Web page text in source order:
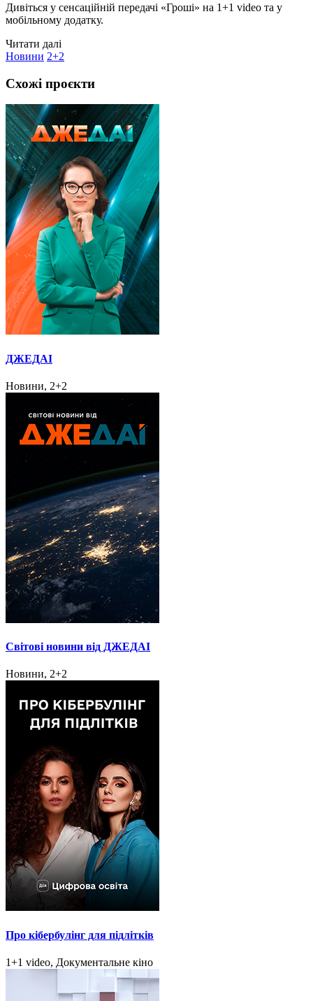
Дивіться у сенсаційній передачі «Гроші» на 1+1 video та у
мобільному додатку.
Читати далі
Новини 2+2
Схожі проєкти
ДЖЕДАІ
Новини, 2+2
Світові новини від ДЖЕДАІ
Новини, 2+2
Про кібербулінг для підлітків
1+1 video, Документальне кіно